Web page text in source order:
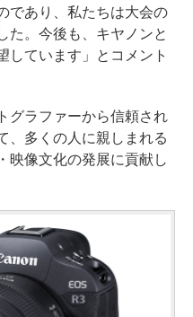
であり、私たちは大会の
た。今後も、キヤノンと
しています」とコメント
グラファーから信頼され
、多くの人に親しまれる
映像文化の発展に貢献し